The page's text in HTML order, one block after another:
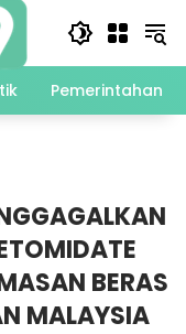
Pemerintahan
BERAS
MALAYSIA